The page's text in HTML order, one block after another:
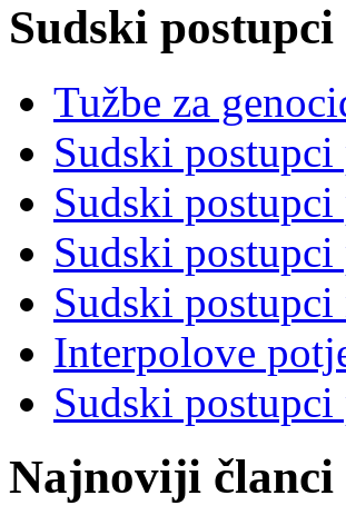
Sudski postupci
Tužbe za
Sudski
Sudski
Sudski
Sudski
Interpolove
Sudski
Najnoviji članci